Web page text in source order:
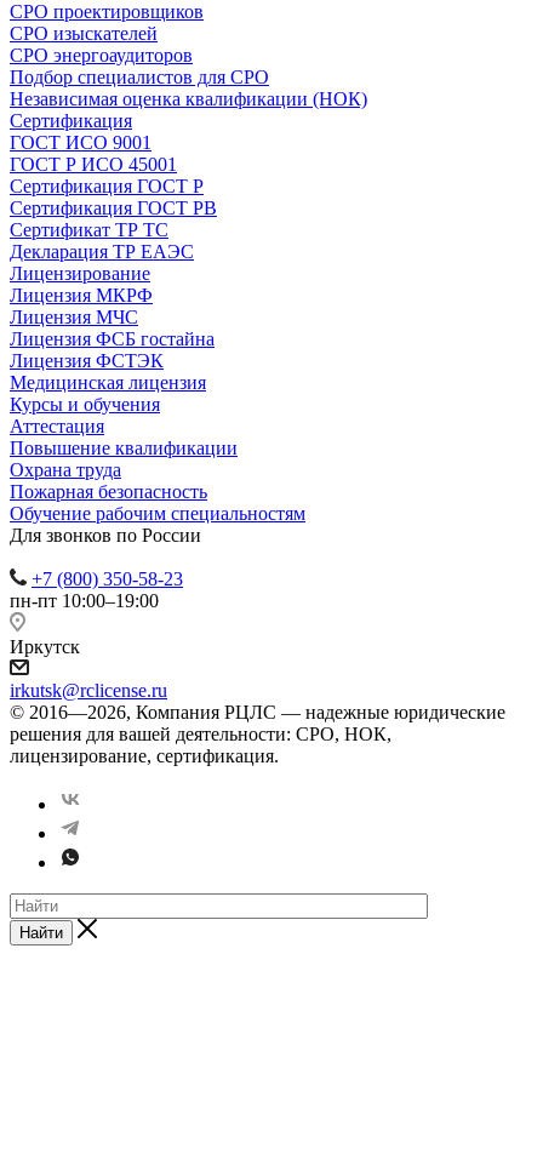
СРО проектировщиков
СРО изыскателей
СРО энергоаудиторов
Подбор специалистов для СРО
Независимая оценка квалификации (НОК)
Сертификация
ГОСТ ИСО 9001
ГОСТ Р ИСО 45001
Сертификация ГОСТ Р
Сертификация ГОСТ РВ
Сертификат ТР ТС
Декларация ТР ЕАЭС
Лицензирование
Лицензия МКРФ
Лицензия МЧС
Лицензия ФСБ гостайна
Лицензия ФСТЭК
Медицинская лицензия
Курсы и обучения
Аттестация
Повышение квалификации
Охрана труда
Пожарная безопасность
Обучение рабочим специальностям
Для звонков по России
+7 (800) 350-58-23
пн-пт 10:00–19:00
Иркутск
irkutsk@rclicense.ru
© 2016—2026, Компания РЦЛС — надежные юридические
решения для вашей деятельности: СРО, НОК,
лицензирование, сертификация.
Найти